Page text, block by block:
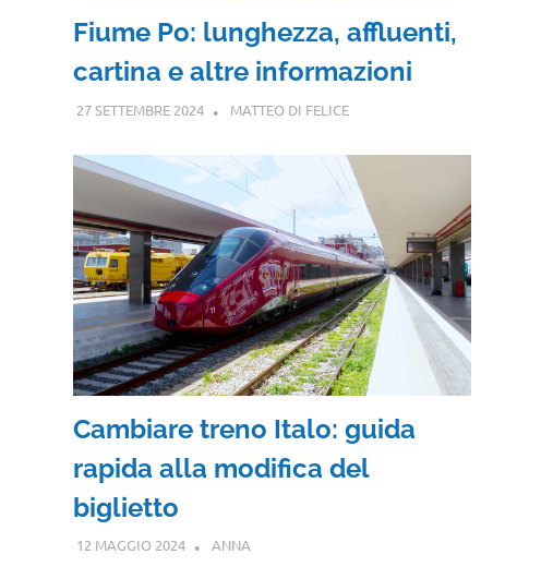
Fiume Po: lunghezza, affluenti,
cartina e altre informazioni
27 SETTEMBRE 2024 MATTEO DI FELICE
Cambiare treno Italo: guida
rapida alla modifica del
biglietto
12 MAGGIO 2024 ANNA